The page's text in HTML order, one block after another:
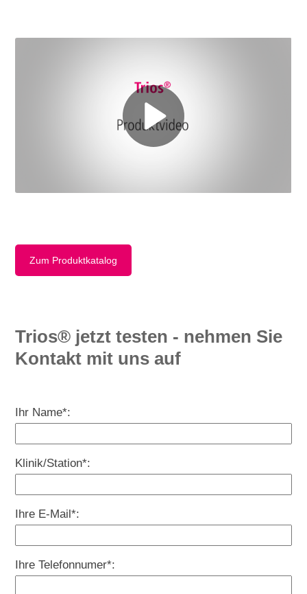
Zum Produktkatalog
Trios® jetzt testen - nehmen Sie
Kontakt mit uns auf
Ihr Name*:
Klinik/Station*:
Ihre E-Mail*:
Ihre Telefonnumer*: